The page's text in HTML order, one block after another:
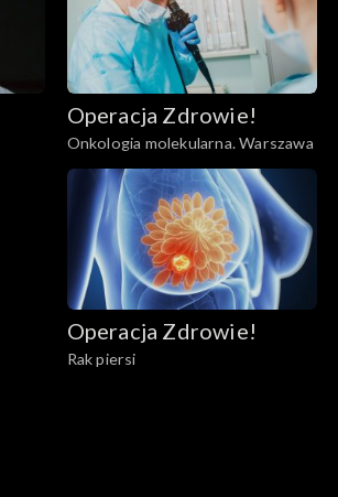
Operacja Zdrowie!
Onkologia molekularna. Warszawa
Operacja Zdrowie!
Rak piersi